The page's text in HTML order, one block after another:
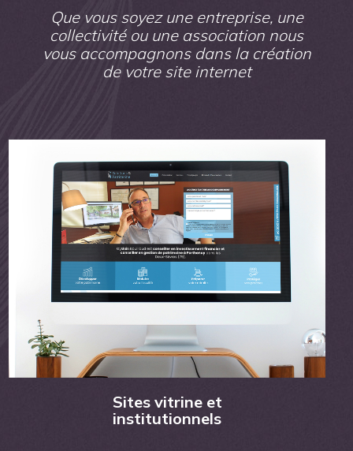
Que vous soyez une entreprise, une
collectivité ou une association nous
vous accompagnons dans la création
de votre site internet
Sites vitrine et
institutionnels